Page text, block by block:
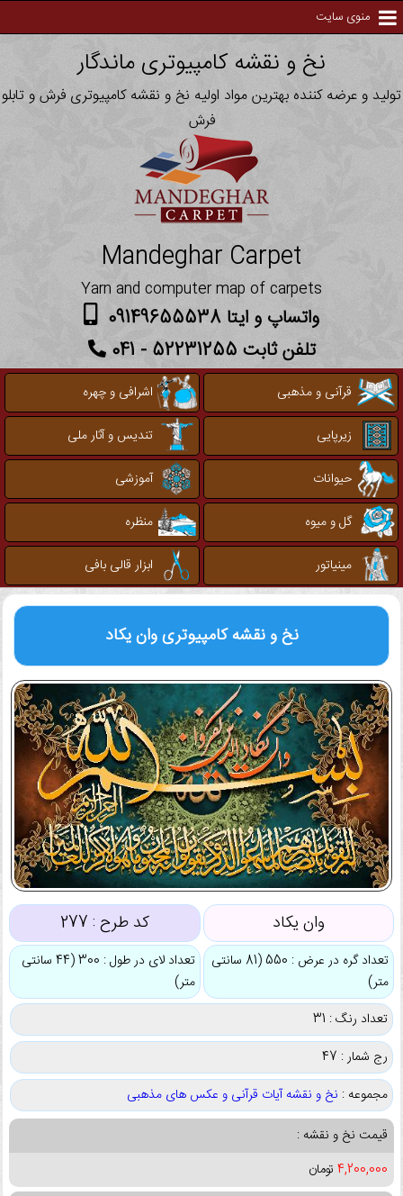
منوی سایت
نخ و نقشه کامپیوتری ماندگار
تولید و عرضه کننده بهترین مواد اولیه نخ و نقشه کامپیوتری فرش و تابلو
فرش
Mandeghar Carpet
Yarn and computer map of carpets
واتساپ و ایتا 09149655538
تلفن ثابت 52231255 - 041
قرآنی و مذهبی
اشرافی و چهره
زیرپایی
تندیس و آثار ملی
حیوانات
آموزشی
گل و میوه
منظره
مینیاتور
ابزار قالی بافی
نخ و نقشه کامپیوتریوان یکاد
وان یکاد کد طرح : 277
تعداد گره در عرض : 550 (81 سانتی
متر)
تعداد لای در طول : 300 (44 سانتی
متر)
تعداد رنگ : 31
رج شمار : 47
مجموعه : نخ و نقشه آیات قرآنی و عکس های مذهبی
قیمت نخ و نقشه :
4,200,000 تومان